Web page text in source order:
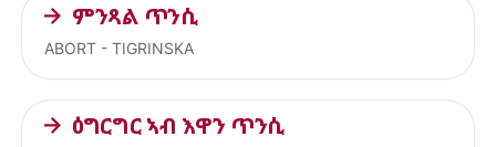
ምንጻል ጥንሲ
ABORT - TIGRINSKA
ዕግርግር ኣብ እዋን ጥንሲ